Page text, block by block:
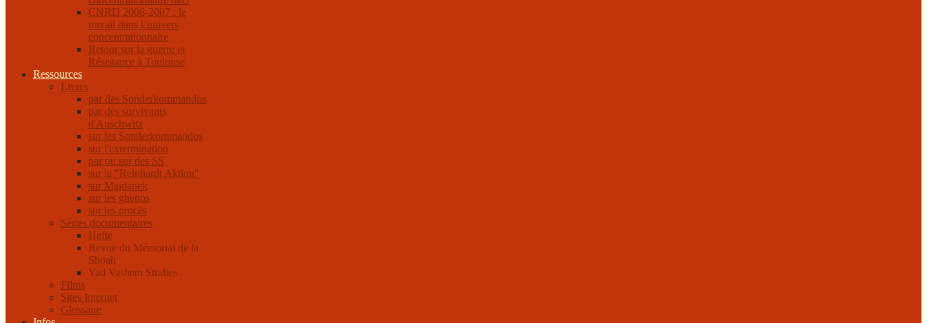
CNRD 2006-2007 : le
travail dans l’univers
concentrationnaire
Retour sur la guerre et
Résistance à Toulouse
Ressources
Livres
par des Sonderkommandos
par des survivants
d'Auschwitz
sur les Sonderkommandos
sur l'extermination
par ou sur des SS
sur la "Reinhardt Aktion"
sur Majdanek
sur les ghettos
sur les procès
Séries documentaires
Hefte
Revue du Mémorial de la
Shoah
Yad Vashem Studies
Films
Sites Internet
Glossaire